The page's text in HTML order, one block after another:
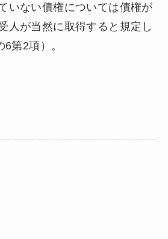
いない債権については債権が
人が当然に取得すると規定し
第2項）。